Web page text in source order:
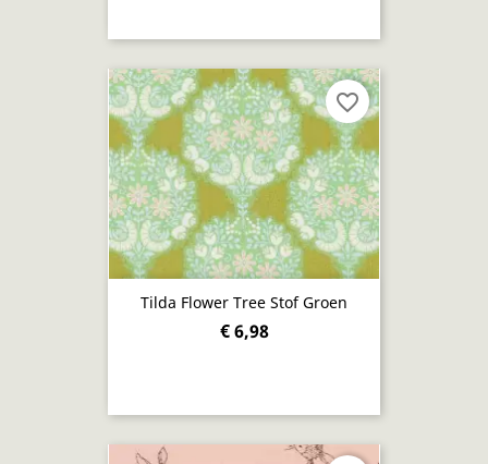
Tilda Flower Tree Stof Groen
€ 6,98
favorite_border